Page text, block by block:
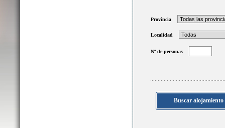
Provincia
Localidad
Nº de personas